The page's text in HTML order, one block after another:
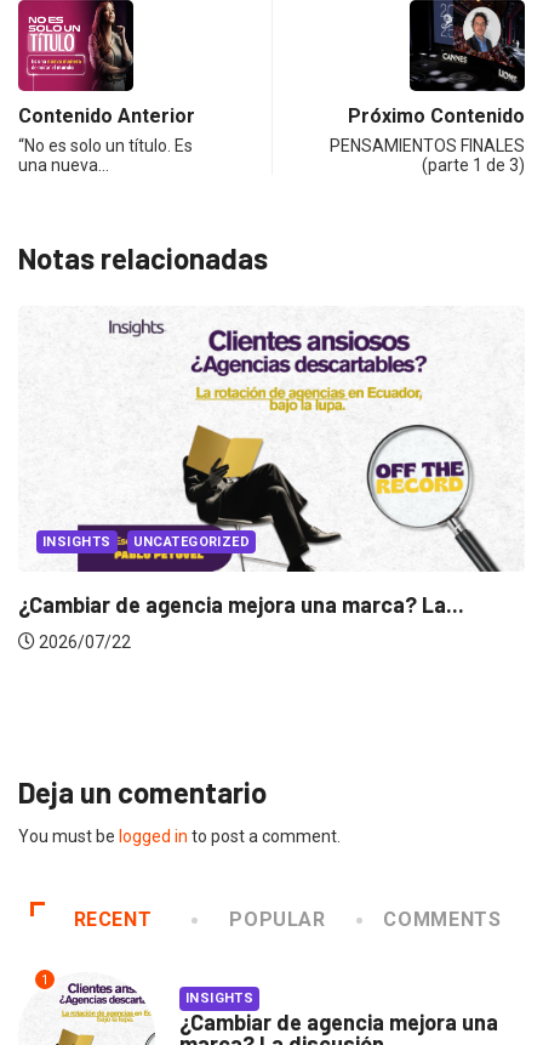
Contenido Anterior
“No es solo un título. Es
una nueva…
Próximo Contenido
PENSAMIENTOS FINALES
(parte 1 de 3)
Notas relacionadas
INSIGHTS
Deja un comentario
You must be logged in to post a comment.
RECENT POPULAR COMMENTS
1
INSIGHTS
¿Cambiar de agencia mejora una